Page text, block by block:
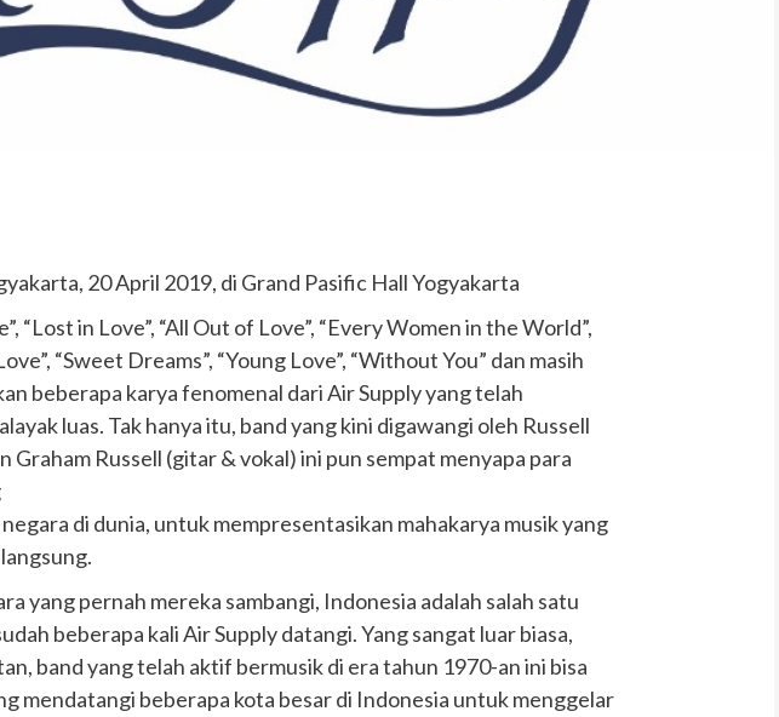
20 April 2019, di Grand Pasific Hall Yogyakarta
“Lost in Love”, “All Out of Love”, “Every Women in the World”,
“Sweet Dreams”, “Young Love”, “Without You” dan masih
beberapa karya fenomenal dari Air Supply yang telah
luas. Tak hanya itu, band yang kini digawangi oleh Russell
Graham Russell (gitar & vokal) ini pun sempat menyapa para
di dunia, untuk mempresentasikan mahakarya musik yang
yang pernah mereka sambangi, Indonesia adalah salah satu
beberapa kali Air Supply datangi. Yang sangat luar biasa,
band yang telah aktif bermusik di era tahun 1970-an ini bisa
mendatangi beberapa kota besar di Indonesia untuk menggelar